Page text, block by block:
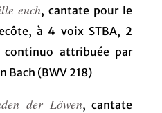
euch, cantate pour le
à 4 voix STBA, 2
attribuée par
Bach (BWV 218)
der Löwen, cantate